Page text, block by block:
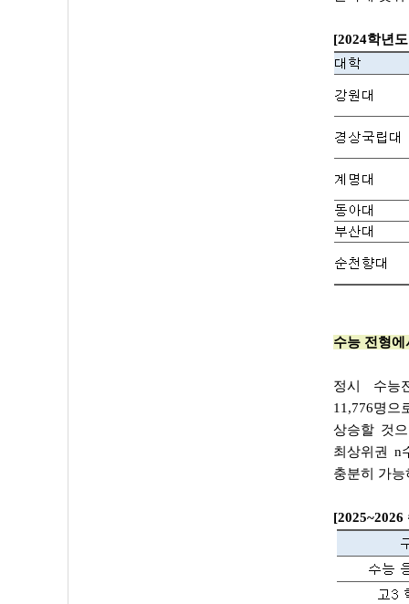
[2024학년
수능 전형
정시 수능
11,776명으
상승할 것
최상위권 n
충분히 가